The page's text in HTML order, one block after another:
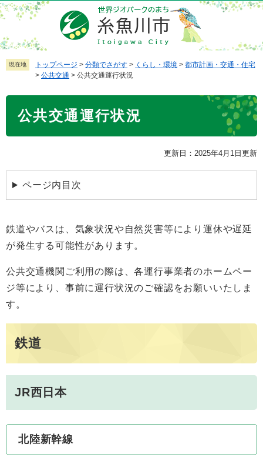
ペ
ー
ジ
の
先
メ
ニ
ュ
ー
を
本
現在地 トップページ > 分類でさがす > くらし・環境 > 都市計画・交通・住宅
> 公共交通 > 公共交通運行状況
公共交通運行状況
更新日：2025年4月1日更新
ページ内目次
鉄道やバスは、気象状況や自然災害等により運休や遅延
が発生する可能性があります。
公共交通機関ご利用の際は、各運行事業者のホームペー
ジ等により、事前に運行状況のご確認をお願いいたしま
す。
鉄道
JR西日本
北陸新幹線